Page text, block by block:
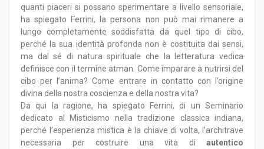
quanti piaceri si possano sperimentare a livello sensoriale,
ha spiegato Ferrini, la persona non può mai rimanere a
lungo completamente soddisfatta da quel tipo di cibo,
perché la sua identità profonda non è costituita dai sensi,
ma dal sé di natura spirituale che la letteratura vedica
definisce con il termine atman. Come imparare a nutrirsi del
cibo per l’anima? Come entrare in contatto con l’origine
divina della nostra coscienza e della nostra vita?
Da qui la ragione, ha spiegato Ferrini, di un Seminario
dedicato al Misticismo nella tradizione classica indiana,
perché l’esperienza mistica è la chiave di volta, l’architrave
necessaria per costruire una vita di autentico